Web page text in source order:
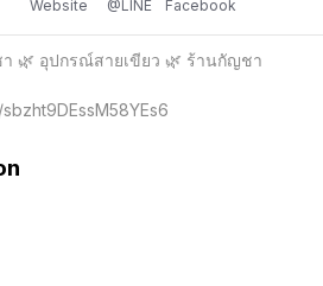
Website @LINE Facebook
🌿 อุปกรณ์สายเขียว 🌿 ร้านกัญชา